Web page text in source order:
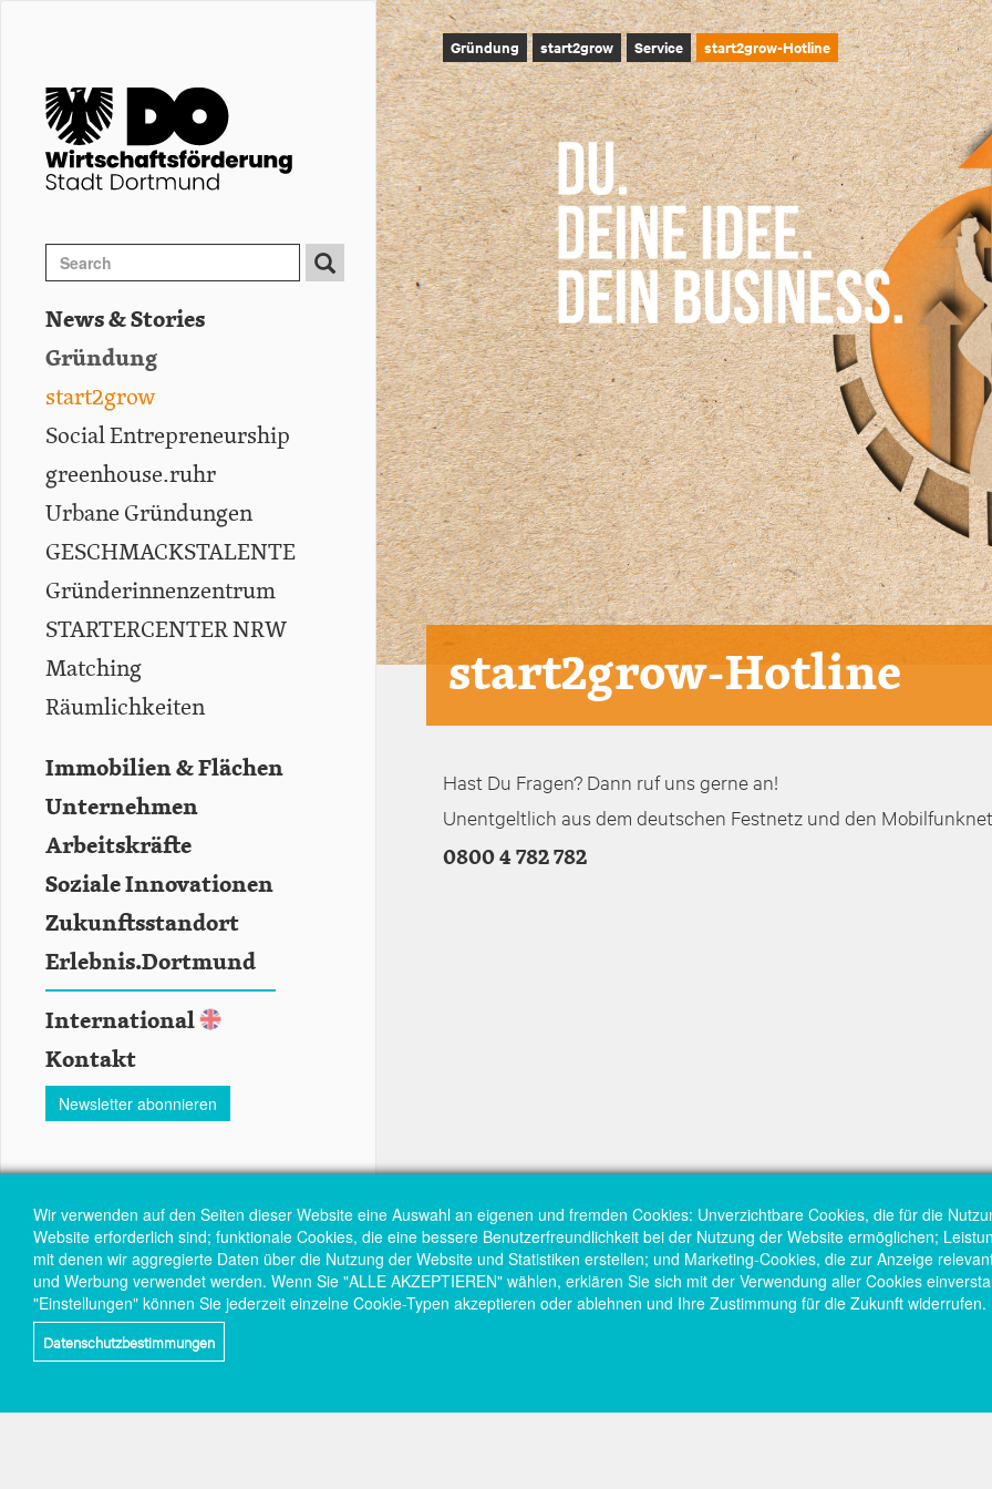
Suche
Search Search
Hauptnavigation
News & Stories
Gründung
start2grow
Social Entrepreneurship
greenhouse.ruhr
Urbane Gründungen
GESCHMACKSTALENTE
Gründerinnenzentrum
STARTERCENTER NRW
Matching
Räumlichkeiten
Immobilien & Flächen
Unternehmen
Arbeitskräfte
Soziale Innovationen
Zukunftsstandort
Erlebnis.Dortmund
International
Kontakt
Newsletter abonnieren
Social-
links
Gründung start2grow Service start2grow-Hotline
Image
start2grow-Hotline
Hast Du Fragen? Dann ruf uns gerne an!
Unentgeltlich aus dem deutschen Festnetz und den
0800 4 782 782
Wir verwenden auf den Seiten dieser Website eine Auswahl an eigenen und fremden Cookies: Unverzichtbare Cookies, die für die
Website erforderlich sind; funktionale Cookies, die eine bessere Benutzerfreundlichkeit bei der Nutzung der Website ermöglichen;
mit denen wir aggregierte Daten über die Nutzung der Website und Statistiken erstellen; und Marketing-Cookies, die zur Anzeige
und Werbung verwendet werden. Wenn Sie "ALLE AKZEPTIEREN" wählen, erklären Sie sich mit der Verwendung aller Cookies
"Einstellungen" können Sie jederzeit einzelne Cookie-Typen akzeptieren oder ablehnen und Ihre Zustimmung für die Zukunft widerrufen.
Datenschutzbestimmungen